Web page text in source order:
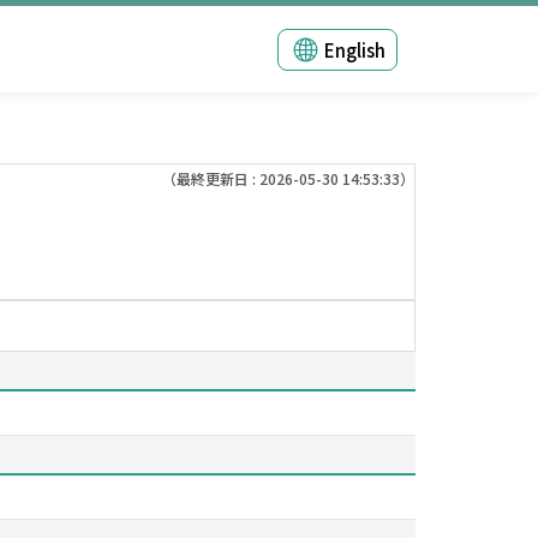
English
（最終更新日 : 2026-05-30 14:53:33）